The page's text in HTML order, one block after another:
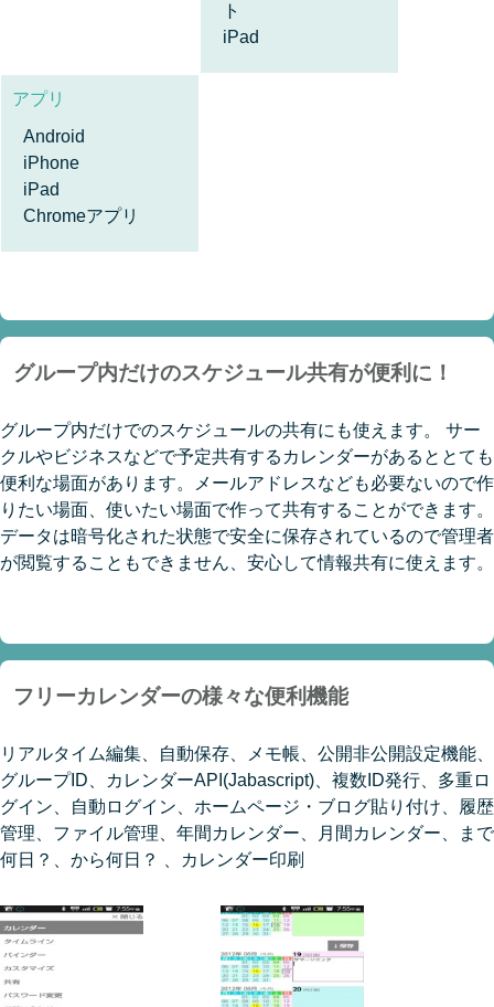
ト
iPad
アプリ
Android
iPhone
iPad
Chromeアプリ
グループ内だけのスケジュール共有が便利に！
グループ内だけでのスケジュールの共有にも使えます。 サー
クルやビジネスなどで予定共有するカレンダーがあるととても
便利な場面があります。メールアドレスなども必要ないので作
りたい場面、使いたい場面で作って共有することができます。
データは暗号化された状態で安全に保存されているので管理者
が閲覧することもできません、安心して情報共有に使えます。
フリーカレンダーの様々な便利機能
リアルタイム編集、自動保存、メモ帳、公開非公開設定機能、
グループID、カレンダーAPI(Jabascript)、複数ID発行、多重ロ
グイン、自動ログイン、ホームページ・ブログ貼り付け、履歴
管理、ファイル管理、年間カレンダー、月間カレンダー、まで
何日？、から何日？ 、カレンダー印刷